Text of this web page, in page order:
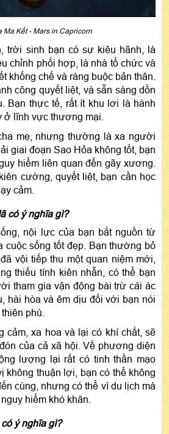
Ma Kết - Mars in Capricorn
trời sinh bạn có sự kiêu hãnh, là
chỉnh phối hợp, là nhà tổ chức và
khống chế và ràng buộc bản thân.
công quyết liệt, và sẵn sàng dồn
Bạn thực tế, rất ít khu lơi là hành
ở lĩnh vực thương mại.
mẹ, nhưng thường là xa người
giai đoạn Sao Hỏa không tốt, bạn
hiểm liên quan đến gãy xương.
cường, quyết liệt, bạn cần học
cảm.
có ý nghĩa gì?
nội lực của bạn bắt nguồn từ
cuộc sống tốt đẹp. Bạn thường bỏ
vội tiếp thu một quan niệm mới,
thiếu tính kiên nhẫn, có thể bạn
tham gia vận động bài trừ cái ác
hài hòa và êm dịu đối với bạn nói
phú.
cảm, xa hoa và lại có khí chất, sẽ
của cả xã hội. Về phương diện
lượng lại rất có tinh thần mạo
không thuận lợi, bạn có thể không
cùng, nhưng có thể vì du lịch mà
hiểm khó khăn.
ý nghĩa gì?